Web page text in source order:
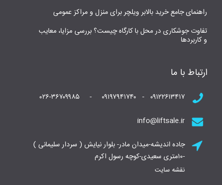
راهنمای جامع خرید بالابر ویلچر برای منزل و مراکز عمومی
تفاوت جوشکاری در محل با کارگاه چیست؟ بررسی مزایا، معایب
و کاربردها
ارتباط با ما
۰۹۱۲۲۶۱۳۴۱۷ - ۰۹۱۹۷۹۴۱۷۴۰ - ۰۲۶-۳۶۷۰۹۹۸۵
info@liftsale.ir
جاده اندیشه-میدان مادر- بلوار نیایش ( سردار سلیمانی )
-۱۰متری سعیدی-کوچه رسول اکرم
نقشه سایت